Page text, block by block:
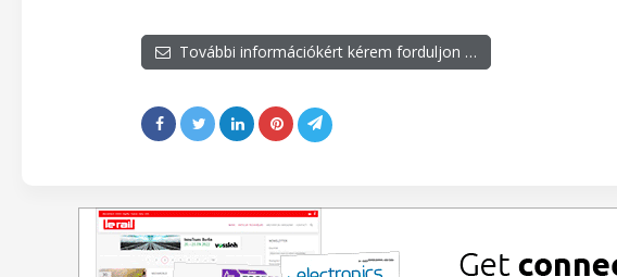
További információkért kérem forduljon …